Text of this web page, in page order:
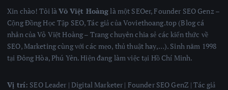
Xin chào! Tôi làVõ Việt Hoànglà một SEOer, Founder SEO Genz –
Cộng Đồng Học Tập SEO, Tác giả của Voviethoang.top (Blog cá
nhân của Võ Việt Hoàng – Trang chuyên chia sẻ các kiến thức về
SEO, Marketing cùng với các mẹo, thủ thuật hay,…). Sinh năm 1998
tại Đông Hòa, Phú Yên. Hiện đang làm việc tại Hồ Chí Minh.
Vị trí: SEO Leader | Digital Marketer | Founder SEO GenZ | Tác giả